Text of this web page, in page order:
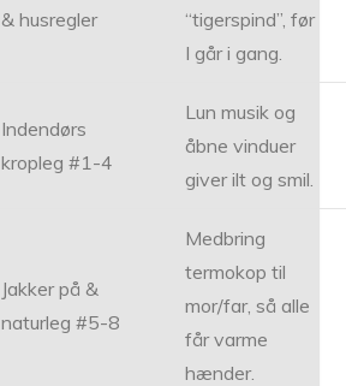
& husregler
“tigerspind”, før
I går i gang.
Indendørs
kropleg #1-4
Lun musik og
åbne vinduer
giver ilt og smil.
Jakker på &
naturleg #5-8
Medbring
termokop til
mor/far, så alle
får varme
hænder.